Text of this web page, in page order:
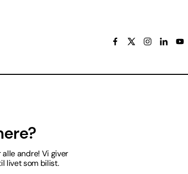
andre! Vi giver
livet som bilist.